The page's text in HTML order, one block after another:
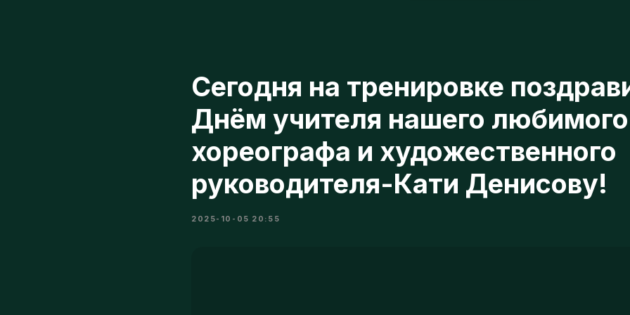
Сегодня на тренировке
Днём учителя нашего любимого
хореографа и художественного
руководителя-Кати Денисову!